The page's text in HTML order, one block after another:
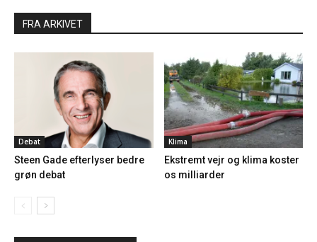
FRA ARKIVET
Debat
Steen Gade efterlyser bedre
grøn debat
Klima
Ekstremt vejr og klima koster
os milliarder